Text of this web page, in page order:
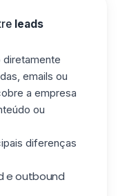
leads
diretamente
emails ou
a empresa
ou
diferenças
e outbound